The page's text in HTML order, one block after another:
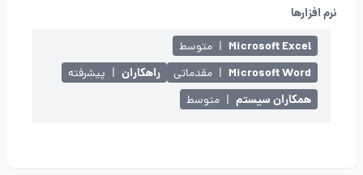
نرم افزارها
Microsoft Excel
| متوسط
Microsoft Word
| مقدماتی راهکاران | پیشرفته
همکاران سیستم | متوسط